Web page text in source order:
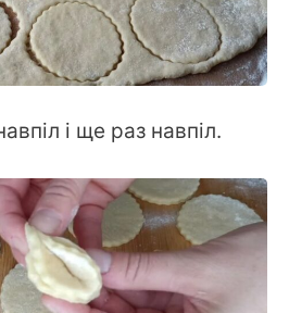
і ще раз навпіл.